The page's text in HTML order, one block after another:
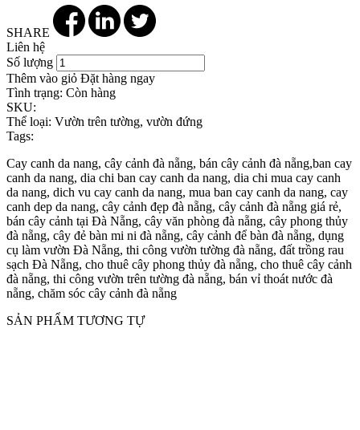
SHARE
Liên hệ
Số lượng
Thêm vào giỏ Đặt hàng ngay
Tình trạng: Còn hàng
SKU:
Thể loại: Vườn trên tường, vườn đứng
Tags:
Cay canh da nang, cây cảnh đà nẵng, bán cây cảnh đà nẵng,ban cay
canh da nang, dia chi ban cay canh da nang, dia chi mua cay canh
da nang, dich vu cay canh da nang, mua ban cay canh da nang, cay
canh dep da nang, cây cảnh đẹp đà nẵng, cây cảnh đà nẵng giá rẻ,
bán cây cảnh tại Đà Nẵng, cây văn phòng đà nẵng, cây phong thủy
đà nẵng, cây đẻ bàn mi ni đà nẵng, cây cảnh để bàn đà nẵng, dụng
cụ làm vườn Đà Nẵng, thi công vườn tường đà nẵng, đất trồng rau
sạch Đà Nẵng, cho thuê cây phong thủy đà nẵng, cho thuê cây cảnh
đà nẵng, thi công vườn trên tường đà nẵng, bán vỉ thoát nước đà
nẵng, chăm sóc cây cảnh đà nẵng
SẢN PHẨM TƯƠNG TỰ